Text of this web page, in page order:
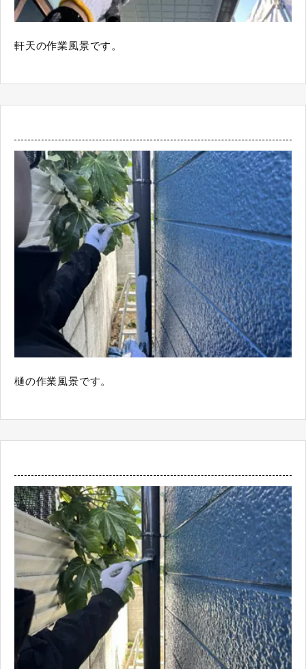
軒天の作業風景です。
樋の作業風景です。